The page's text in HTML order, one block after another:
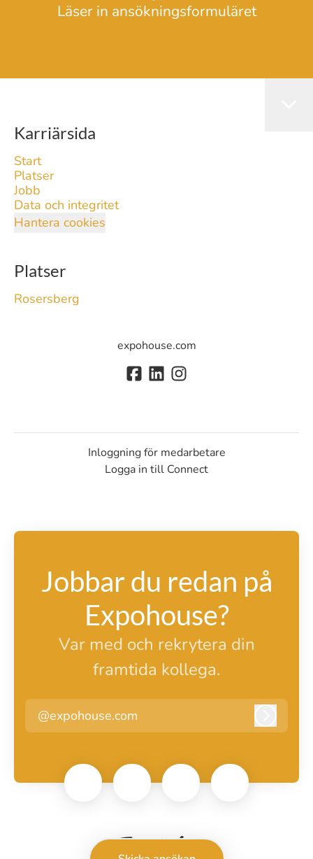
Läser in ansökningsformuläret
Karriärsida
Start
Platser
Jobb
Data och integritet
Hantera cookies
Platser
Rosersberg
expohouse.com
Inloggning för medarbetare
Logga in till Connect
Jobbar du redan på
Expohouse?
Var med och rekrytera din
framtida kollega.
@expohouse.com